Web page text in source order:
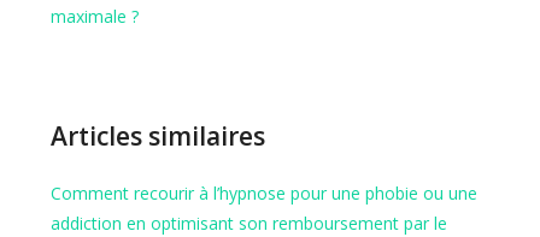
maximale ?
Articles similaires
Comment recourir à l’hypnose pour une phobie ou une
addiction en optimisant son remboursement par le